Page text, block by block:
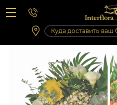
Вопросы-ответы
Сб 10:00 ‐ 14:00
Выходные и праздничные дни